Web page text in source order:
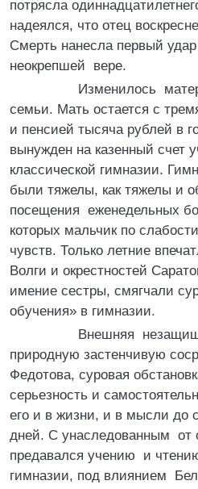
потрясла
надеялся, что отец
Смерть нанесла первый
неокрепшей вере.
Изменилось
семьи. Мать остается с
и пенсией тысяча рублей в
вынужден на казенный счет
классической гимназии.
были тяжелы, как тяжелы и
посещения еженедельных
которых мальчик по
чувств. Только летние
Волги и окрестностей
имение сестры, смягчали
обучения» в гимназии.
Внешняя
природную застенчивую
Федотова, суровая
серьезность и
его и в жизни, и в мысли до
дней. С унаследованным от
предавался учению и
гимназии, под влиянием